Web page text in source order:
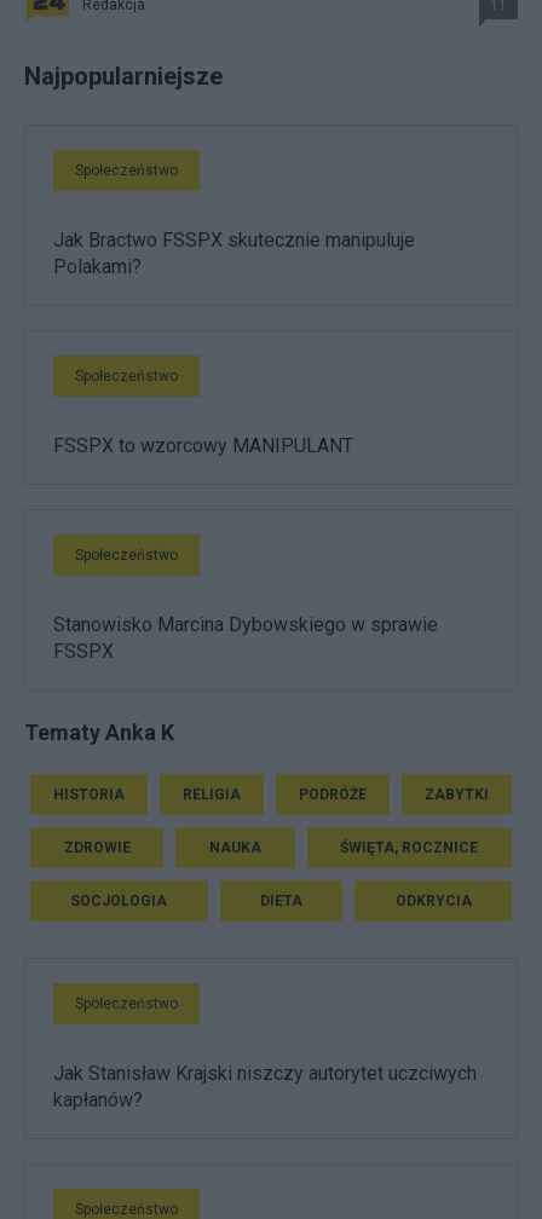
Redakcja 11
Najpopularniejsze
Społeczeństwo
Jak Bractwo FSSPX skutecznie manipuluje
Polakami?
Społeczeństwo
FSSPX to wzorcowy MANIPULANT
Społeczeństwo
Stanowisko Marcina Dybowskiego w sprawie
FSSPX
Tematy Anka K
HISTORIA RELIGIA PODRÓŻE ZABYTKI
ZDROWIE NAUKA ŚWIĘTA, ROCZNICE
SOCJOLOGIA DIETA ODKRYCIA
Społeczeństwo
Jak Stanisław Krajski niszczy autorytet uczciwych
kapłanów?
Społeczeństwo